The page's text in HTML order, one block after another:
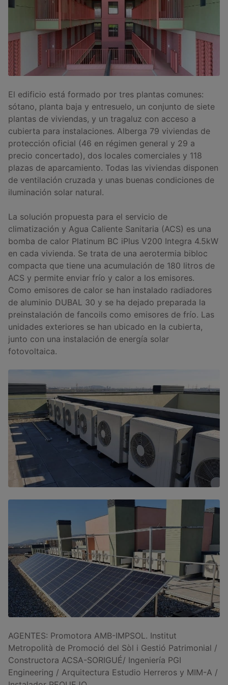
El edificio está formado por tres plantas comunes:
sótano, planta baja y entresuelo, un conjunto de siete
plantas de viviendas, y un tragaluz con acceso a
cubierta para instalaciones. Alberga 79 viviendas de
protección oficial (46 en régimen general y 29 a
precio concertado), dos locales comerciales y 118
plazas de aparcamiento. Todas las viviendas disponen
de ventilación cruzada y unas buenas condiciones de
iluminación solar natural.
La solución propuesta para el servicio de
climatización y Agua Caliente Sanitaria (ACS) es una
bomba de calor Platinum BC iPlus V200 Integra 4.5kW
en cada vivienda. Se trata de una aerotermia bibloc
compacta que tiene una acumulación de 180 litros de
ACS y permite enviar frío y calor a los emisores.
Como emisores de calor se han instalado radiadores
de aluminio DUBAL 30 y se ha dejado preparada la
preinstalación de fancoils como emisores de frío. Las
unidades exteriores se han ubicado en la cubierta,
junto con una instalación de energía solar
fotovoltaica.
AGENTES: Promotora AMB-IMPSOL. Institut
Metropolità de Promoció del Sòl i Gestió Patrimonial /
Constructora ACSA-SORIGUÉ/ Ingeniería PGI
Engineering / Arquitectura Estudio Herreros y MIM-A /